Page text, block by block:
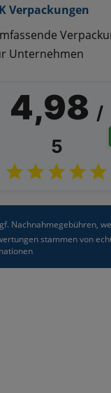
Verpackungen
Unternehmen
4,98 /
5
Nachnahmegebühren,
stammen von